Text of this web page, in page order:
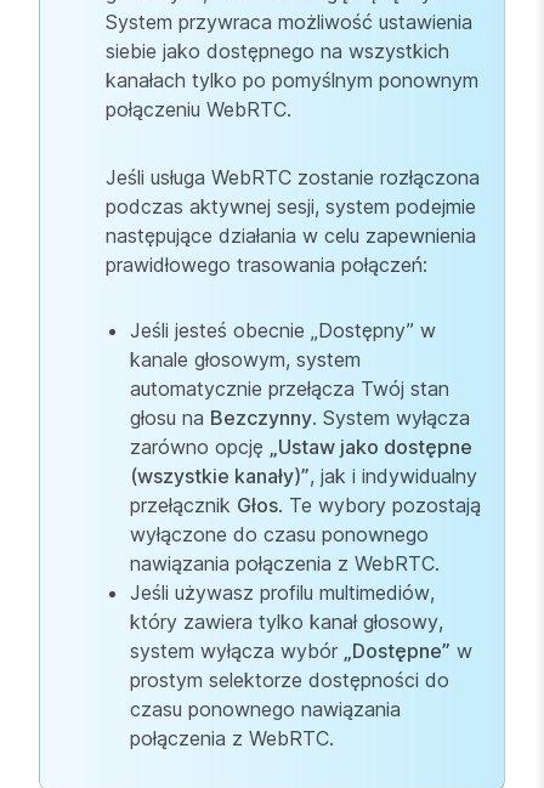
System przywraca możliwość ustawienia
siebie jako dostępnego na wszystkich
kanałach tylko po pomyślnym ponownym
połączeniu WebRTC.
Jeśli usługa WebRTC zostanie rozłączona
podczas aktywnej sesji, system podejmie
następujące działania w celu zapewnienia
prawidłowego trasowania połączeń:
Jeśli jesteś obecnie „Dostępny” w
kanale głosowym, system
automatycznie przełącza Twój stan
głosu na Bezczynny. System wyłącza
zarówno opcję „Ustaw jako dostępne
(wszystkie kanały)”, jak i indywidualny
przełącznik Głos. Te wybory pozostają
wyłączone do czasu ponownego
nawiązania połączenia z WebRTC.
Jeśli używasz profilu multimediów,
który zawiera tylko kanał głosowy,
system wyłącza wybór „Dostępne” w
prostym selektorze dostępności do
czasu ponownego nawiązania
połączenia z WebRTC.